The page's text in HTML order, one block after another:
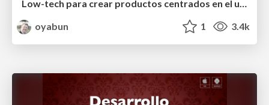
Low-tech para crear productos centrados en el usuario
oyabun
1 3.4k